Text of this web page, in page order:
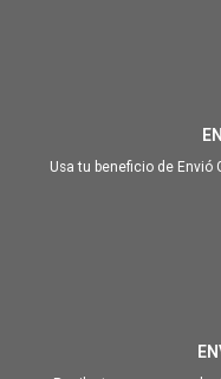
Usa tu beneficio de Envió